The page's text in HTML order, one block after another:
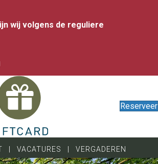
wij volgens de reguliere
Reserveer
VACATURES VERGADEREN